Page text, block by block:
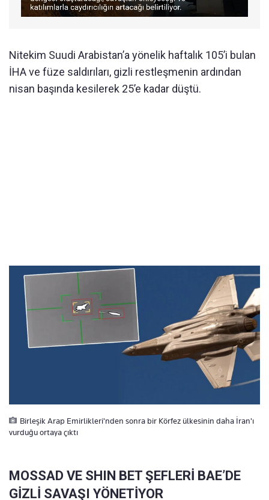
Nitekim Suudi Arabistan’a yönelik haftalık 105’i bulan
İHA ve füze saldırıları, gizli restleşmenin ardından
nisan başında kesilerek 25’e kadar düştü.
Birleşik Arap Emirlikleri'nden sonra bir Körfez ülkesinin daha İran'ı
vurduğu ortaya çıktı
MOSSAD VE SHIN BET ŞEFLERİ BAE’DE
GİZLİ SAVAŞI YÖNETİYOR